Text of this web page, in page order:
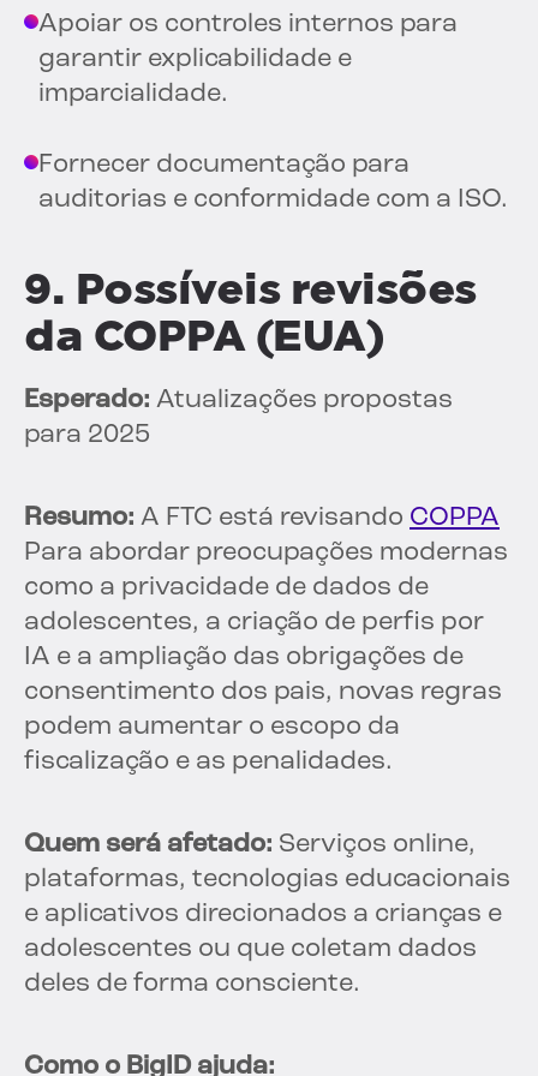
Apoiar os controles internos para
garantir explicabilidade e
imparcialidade.
Fornecer documentação para
auditorias e conformidade com a ISO.
9. Possíveis revisões
da COPPA (EUA)
Esperado: Atualizações propostas
para 2025
Resumo: A FTC está revisando COPPA
Para abordar preocupações modernas
como a privacidade de dados de
adolescentes, a criação de perfis por
IA e a ampliação das obrigações de
consentimento dos pais, novas regras
podem aumentar o escopo da
fiscalização e as penalidades.
Quem será afetado: Serviços online,
plataformas, tecnologias educacionais
e aplicativos direcionados a crianças e
adolescentes ou que coletam dados
deles de forma consciente.
Como o BigID ajuda: